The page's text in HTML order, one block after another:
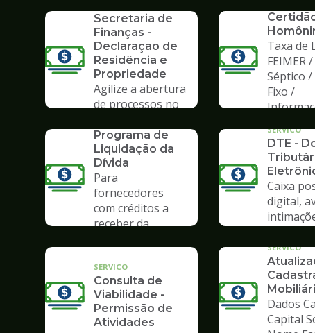
Secretaria de
Finanças -
Declaração de
Residência e
Propriedade
Agilize a abertura
de processos no
Taxa de
FEIMER
Séptico /
Fixo /
SERVICO
Programa de
Liquidação da
Dívida
Para
fornecedores
com créditos a
receber da
SERVICO
DTE -
Caixa
digital,
SERVICO
Consulta de
Viabilidade -
Permissão de
Atividades
SERVICO
Dados
Capital